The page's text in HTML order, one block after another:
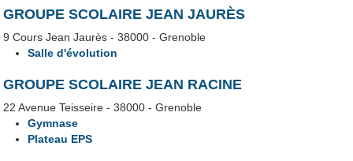
GROUPE SCOLAIRE JEAN JAURÈS
9 Cours Jean Jaurès - 38000 - Grenoble
Salle d'évolution
GROUPE SCOLAIRE JEAN RACINE
22 Avenue Teisseire - 38000 - Grenoble
Gymnase
Plateau EPS